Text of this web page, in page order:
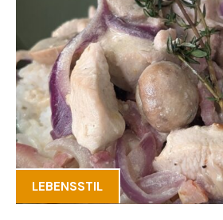
LEBENSSTIL